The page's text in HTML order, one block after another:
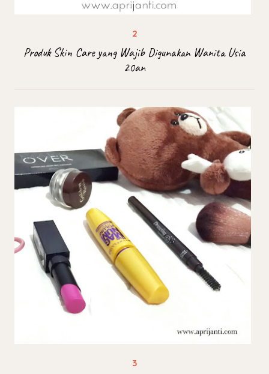
Produk Skin Care yang Wajib Digunakan Wanita Usia
20an